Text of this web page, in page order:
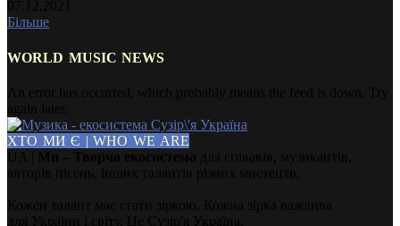
Більше
WORLD MUSIC NEWS
ХТО МИ Є | WHO WE ARE